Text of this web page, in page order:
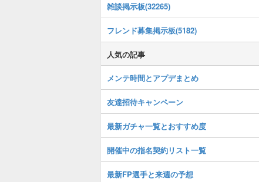
雑談掲示板(32265)
フレンド募集掲示板(5182)
人気の記事
メンテ時間とアプデまとめ
友達招待キャンペーン
最新ガチャ一覧とおすすめ度
開催中の指名契約リスト一覧
最新FP選手と来週の予想